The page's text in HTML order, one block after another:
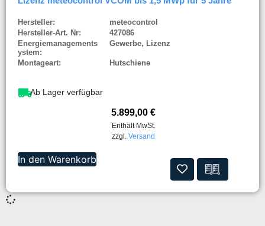
Hersteller:
meteocontrol
Hersteller-Art. Nr:
427086
Energiemanagements
ystem:
Gewerbe, Lizenz
Montageart: Hutschiene
Ab Lager verfügbar
5.899,00 €
Enthält MwSt.
zzgl. Versand
In den Warenkorb